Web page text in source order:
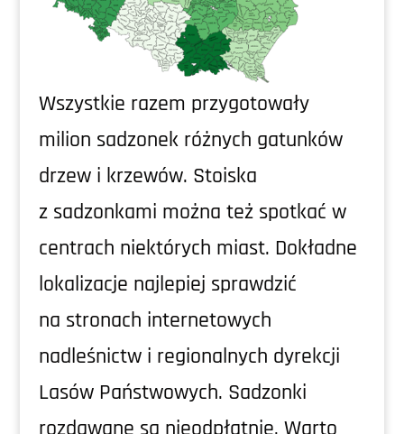
Wszystkie razem przygotowały
milion sadzonek różnych gatunków
drzew i krzewów. Stoiska
z sadzonkami można też spotkać w
centrach niektórych miast. Dokładne
lokalizacje najlepiej sprawdzić
na stronach internetowych
nadleśnictw i regionalnych dyrekcji
Lasów Państwowych. Sadzonki